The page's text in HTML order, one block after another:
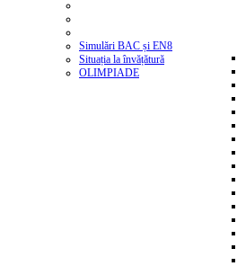
Simulări BAC și EN8
Situația la învățătură
OLIMPIADE